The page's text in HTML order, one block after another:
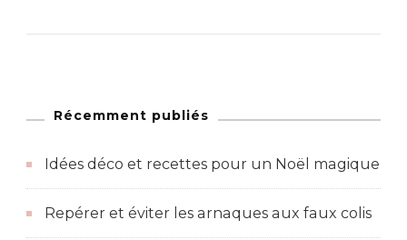
Récemment publiés
Idées déco et recettes pour un Noël magique
Repérer et éviter les arnaques aux faux colis